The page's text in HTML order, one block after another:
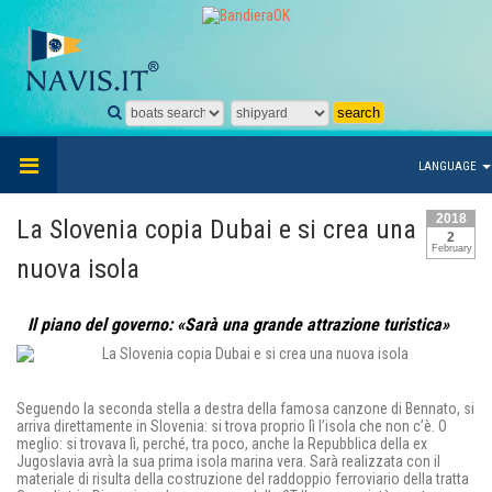
LANGUAGE
2018
2
February
La Slovenia copia Dubai e si crea una
nuova isola
Il piano del governo: «Sarà una grande attrazione turistica»
Seguendo la seconda stella a destra della famosa canzone di Bennato, si
arriva direttamente in Slovenia: si trova proprio lì l’isola che non c’è. O
meglio: si trovava lì, perché, tra poco, anche la Repubblica della ex
Jugoslavia avrà la sua prima isola marina vera. Sarà realizzata con il
materiale di risulta della costruzione del raddoppio ferroviario della tratta